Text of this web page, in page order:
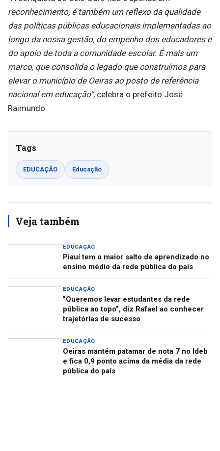
reconhecimento, é também um reflexo da qualidade
das políticas públicas educacionais implementadas ao
longo da nossa gestão, do empenho dos educadores e
do apoio de toda a comunidade escolar. É mais um
marco, que consolida o legado que construímos para
elevar o município de Oeiras ao posto de referência
nacional em educação”, celebra o prefeito José
Raimundo.
Tags
EDUCAÇÃO Educação
Veja também
EDUCAÇÃO
Piauí tem o maior salto de aprendizado no
ensino médio da rede pública do país
EDUCAÇÃO
”Queremos levar estudantes da rede
pública ao topo”, diz Rafael ao conhecer
trajetórias de sucesso
EDUCAÇÃO
Oeiras mantém patamar de nota 7 no Ideb
e fica 0,9 ponto acima da média da rede
pública do país